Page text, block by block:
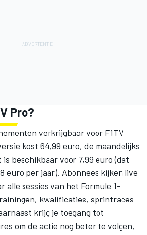
Pro?
verkrijgbaar voor F1TV
kost 64,99 euro, de maandelijks
beschikbaar voor 7,99 euro (dat
euro per jaar). Abonnees kijken live
alle sessies van het Formule 1-
kwalificaties, sprintraces
krijg je toegang tot
om de actie nog beter te volgen,